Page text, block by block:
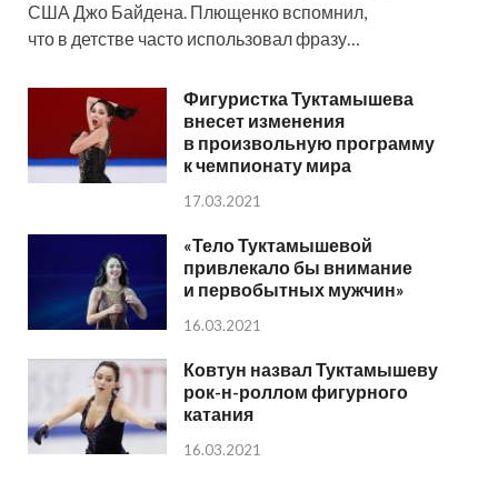
США Джо Байдена. Плющенко вспомнил,
что в детстве часто использовал фразу…
Фигуристка Туктамышева
внесет изменения
в произвольную программу
к чемпионату мира
17.03.2021
«Тело Туктамышевой
привлекало бы внимание
и первобытных мужчин»
16.03.2021
Ковтун назвал Туктамышеву
рок-н-роллом фигурного
катания
16.03.2021